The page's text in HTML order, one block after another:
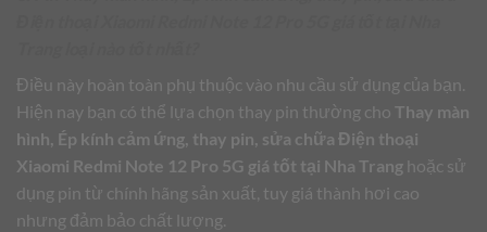
Điều này hoàn toàn phụ thuộc vào nhu cầu sử dụng của bạn.
Hiện nay bạn có thể lựa chọn thay pin thường cho Thay màn
hình, Ép kính cảm ứng, thay pin, sửa chữa Điện thoại
Xiaomi Redmi Note 12 Pro 5G giá tốt tại Nha Trang hoặc sử
dụng pin từ chính hãng sản xuất, tuy giá thành hơi cao
nhưng đảm bảo chất lượng.